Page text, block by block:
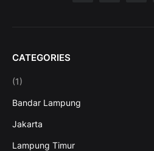
CATEGORIES
(1)
Bandar Lampung
Jakarta
Lampung Timur